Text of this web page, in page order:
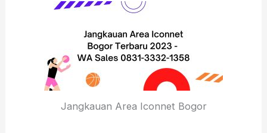
Jangkauan Area Iconnet Bogor